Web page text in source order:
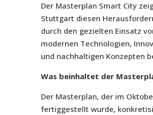
Der Masterplan Smart City
Stuttgart diesen
durch den gezielten Einsatz
modernen Technologien,
und nachhaltigen Konzepten
Was beinhaltet der
Der Masterplan, der im
fertiggestellt wurde,